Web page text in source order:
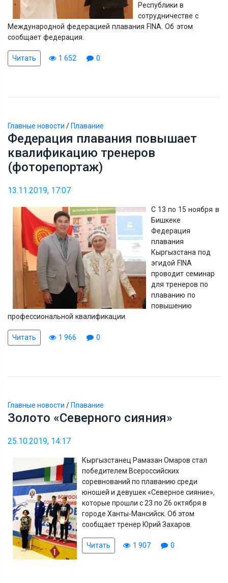
Республики в
сотрудничестве с
Международной федерацией плавания FINA. Об этом
сообщает федерация.
Читать 1 652 0
Главные новости /Плавание
Федерация плавания повышает
квалификацию тренеров
(фоторепортаж)
13.11.2019, 17:07
С 13 по 15 ноября в
Бишкеке
Федерация
плавания
Кыргызстана под
эгидой FINA
проводит семинар
для тренеров по
плаванию по
повышению
профессиональной квалификации.
Читать 1 966 0
Главные новости /Плавание
Золото «Северного сияния»
25.10.2019, 14:17
Кыргызстанец Рамазан Омаров стал
победителем Всероссийских
соревнований по плаванию среди
юношей и девушек «Северное сияние»,
которые прошли с 23 по 26 октября в
городе Ханты-Мансийск. Об этом
сообщает тренер Юрий Захаров.
Читать 1 907 0